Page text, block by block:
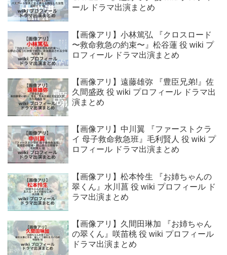
ール ドラマ出演まとめ
【画像アリ】小林篤弘 『クロスロード
〜救命救急の約束〜』松谷蓮 役 wiki プ
ロフィール ドラマ出演まとめ
【画像アリ】遠藤雄弥 『豊臣兄弟!』佐
久間盛政 役 wiki プロフィール ドラマ出
演まとめ
【画像アリ】中川翼 『ファーストクラ
イ 母子救命救急班』毛利賢人 役 wiki プ
ロフィール ドラマ出演まとめ
【画像アリ】松本怜生 『お姉ちゃんの
翠くん』水川菖 役 wiki プロフィール ド
ラマ出演まとめ
【画像アリ】久間田琳加 『お姉ちゃん
の翠くん』咲苗桃 役 wiki プロフィール
ドラマ出演まとめ